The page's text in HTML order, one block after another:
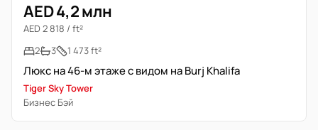
AED 4,2 млн
AED 2 818 / ft²
2
3 1 473 ft²
Люкс на 46-м этаже с видом на Burj Khalifa
Tiger Sky Tower
Бизнес Бэй